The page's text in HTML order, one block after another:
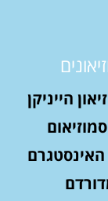
הייניקן
האינסטגרם